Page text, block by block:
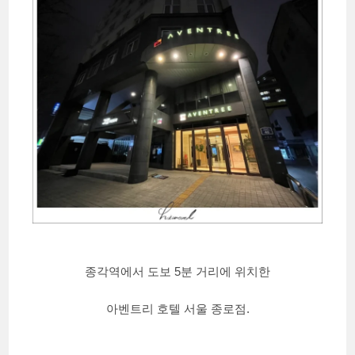
종각역에서 도보 5분 거리에 위치한
아벤트리 호텔 서울 종로점.